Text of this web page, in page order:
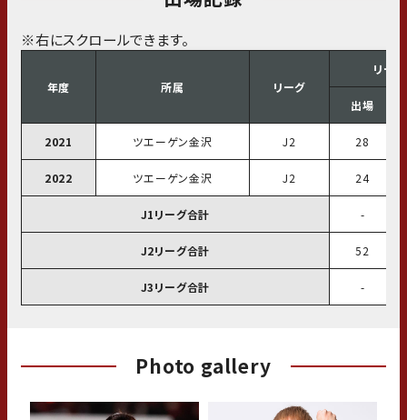
年度 所属 リーグ
リー
出場
2021 ツエーゲン金沢 J2 28
2022 ツエーゲン金沢 J2 24
J1リーグ合計 -
J2リーグ合計 52
J3リーグ合計 -
Photo gallery